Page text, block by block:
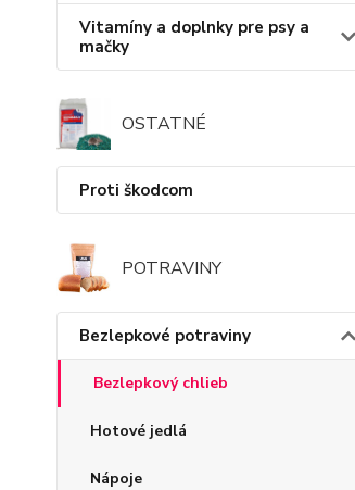
Vitamíny a doplnky pre psy a
mačky
OSTATNÉ
Proti škodcom
POTRAVINY
Bezlepkové potraviny
Bezlepkový chlieb
Hotové jedlá
Nápoje